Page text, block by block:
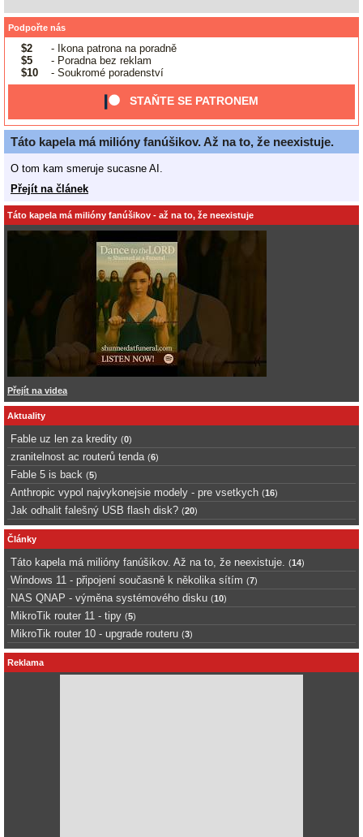
Podpořte nás
$2
- Ikona patrona na poradně
$5
- Poradna bez reklam
$10
- Soukromé poradenství
STAŇTE SE PATRONEM
Táto kapela má milióny fanúšikov. Až na to, že neexistuje.
O tom kam smeruje sucasne AI.
Přejít na článek
Táto kapela má milióny fanúšikov - až na to, že neexistuje
Přejít na videa
Aktuality
Fable uz len za kredity (0)
zranitelnost ac routerů tenda (6)
Fable 5 is back (5)
Anthropic vypol najvykonejsie modely - pre vsetkych (16)
Jak odhalit falešný USB flash disk? (20)
Články
Táto kapela má milióny fanúšikov. Až na to, že neexistuje. (14)
Windows 11 - připojení současně k několika sítím (7)
NAS QNAP - výměna systémového disku (10)
MikroTik router 11 - tipy (5)
MikroTik router 10 - upgrade routeru (3)
Reklama